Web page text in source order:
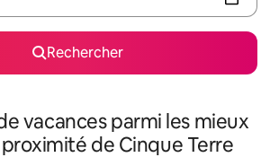
Rechercher
vacances parmi les mieux
de Cinque Terre